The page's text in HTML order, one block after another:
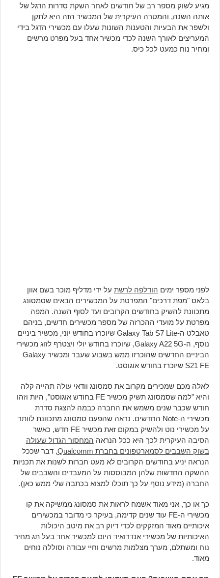
מגיע לשוק מספר רב של חודשים לאחר השקת סדרות הדגל של
אותה השנה, והמטרה העיקרית של המכשיר הזה היא לתקן
ולשפר את הבעיות והטענות השונות שעלו עם מכשירי הדגל בידי
המעריצים לאורך השנה לכדי מכשיר אחד בעל מפרט מרשים
ומחיר נוח כמעט לכל כיס.
לפני מספר ימים הודלפה לרשתעל ידי מדליף מוכר בשם אוון
בלאס "מפת דרכים" המפרטת על המכשירים הבאים שסמסונג
מתכוונת להשיק בחודשים הקרובים ועד לסוף השנה. המפה
מפרטת על מועדי ההכרזה של מספר מכשירים חדשים, בניהם
טאבלט ה-Galaxy Tab S7 Lite שיוכרז בחודש יוני, מכשיר ביניים
נוסף, ה-Galaxy A22 5G, שיוכרז בחודש יולי ויצטרף לזוג מכשירי
הביניים החדשים שהוכרזו ממש בשבוע שעבר ומכשיר Galaxy
S21 FE שיוכרז בחודש אוגוסט.
לאלה מכם שמכירים מקרוב את סמסונג וודאי עולה תהייה קלה
והיא "למה שסמסונג תשיק מכשיר FE בחודש אוגוסט", היות וזהו
חודש שכבר שנים משמש את החברה כבמה להצגת סדרת
מכשירי ה-Note החדשים. נראה שהפעם סמסונג מתכוונת לוותר
על מכשירי נוט ולהשיק במקום זאת מכשיר FE חדש, כאשר
הסיבה העיקרית לכך היא ככל הנראה המחסור הגדול שעולה
בשוק השבבים לסמארטפונים בחברת Qualcomm
, דבר שככל
הנראה יניע בחודשים הקרובים לא מעט חברות לשנות את תכניות
ההשקה החדשות שלהן המבוססות על המעבדים והשבבים של
החברה (מידע נוסף על כך תוכלו למצוא בכתבה שלי ממש כאן).
כך או כך, אני מאוד אשמח לראות את סמסונג ממשיקה את קו
מכשירי ה-FE עוד שנים קדימה, בעיקר כי מדובר במכשירים
איכותיים מאוד המזקקים לכדי דיוק רב את מיטב היכולות
האיכותיות של מכשירי אנדרואיד היום למכשיר אחד בעל תג מחיר
נוח ומשתלם, מערך מצלמות מרשים וחיי עבודה וסוללה נוחים
מאוד.